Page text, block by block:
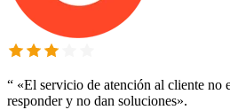
“ «El servicio de atención al cliente no
responder y no dan soluciones».